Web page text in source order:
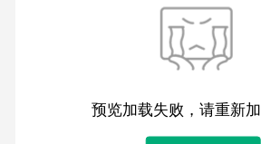
预览加载失败，请重新